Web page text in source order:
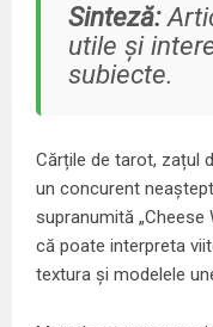
Sinteză:
utile și
subiecte.
Cărțile de tarot, zațul
un concurent
supranumită
că poate interpreta
textura și modelele